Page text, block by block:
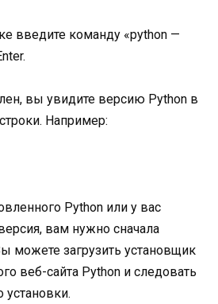
введите команду «python —
вы увидите версию Python в
Например:
Python или у вас
вам нужно сначала
можете загрузить установщик
веб-сайта Python и следовать
установки.